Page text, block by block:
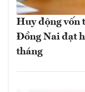
Huy động vốn
Đồng Nai đạt
tháng